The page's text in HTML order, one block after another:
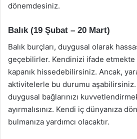
dönemdesiniz.
Balık (19 Şubat – 20 Mart)
Balık burçları, duygusal olarak
geçebilirler. Kendinizi ifade
kapanık hissedebilirsiniz. Ancak,
aktivitelerle bu durumu
duygusal bağlarınızı
ayırmalısınız. Kendi iç dünyanıza
bulmanıza yardımcı olacaktır.